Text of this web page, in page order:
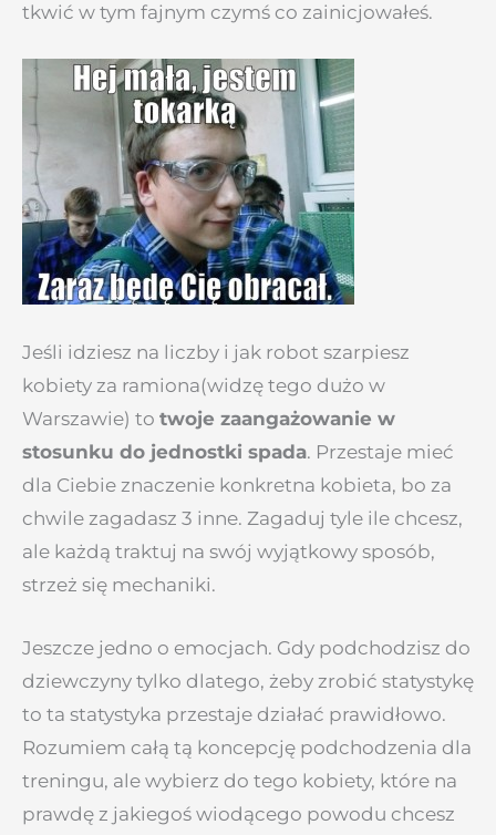
tkwić w tym fajnym czymś co zainicjowałeś.
Jeśli idziesz na liczby i jak robot szarpiesz
kobiety za ramiona(widzę tego dużo w
Warszawie) to twoje zaangażowanie w
stosunku do jednostki spada. Przestaje mieć
dla Ciebie znaczenie konkretna kobieta, bo za
chwile zagadasz 3 inne. Zagaduj tyle ile chcesz,
ale każdą traktuj na swój wyjątkowy sposób,
strzeż się mechaniki.
Jeszcze jedno o emocjach. Gdy podchodzisz do
dziewczyny tylko dlatego, żeby zrobić statystykę
to ta statystyka przestaje działać prawidłowo.
Rozumiem całą tą koncepcję podchodzenia dla
treningu, ale wybierz do tego kobiety, które na
prawdę z jakiegoś wiodącego powodu chcesz